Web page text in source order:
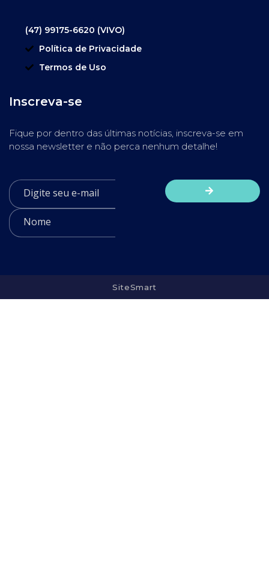
(47) 99175-6620 (VIVO)
Política de Privacidade
Termos de Uso
Inscreva-se
Fique por dentro das últimas notícias, inscreva-se em
nossa newsletter e não perca nenhum detalhe!
SiteSmart